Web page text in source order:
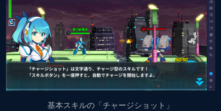
基本スキルの「チャージショット」